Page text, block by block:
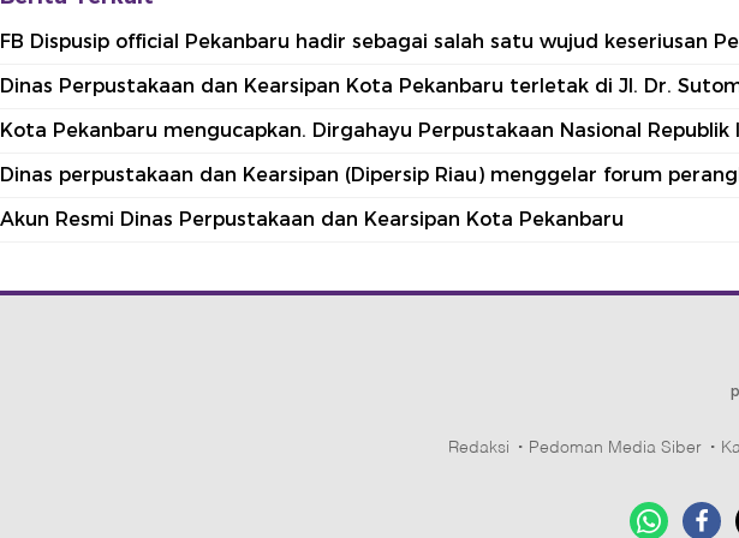
FB Dispusip official Pekanbaru hadir sebagai salah satu wujud keseriusan
Dinas Perpustakaan dan Kearsipan Kota Pekanbaru terletak di Jl. Dr.
Kota Pekanbaru mengucapkan. Dirgahayu Perpustakaan Nasional Republik
Dinas perpustakaan dan Kearsipan (Dipersip Riau) menggelar forum
Akun Resmi Dinas Perpustakaan dan Kearsipan Kota Pekanbaru
Redaksi Pedoman Media Siber